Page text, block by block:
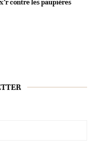
contre les paupières